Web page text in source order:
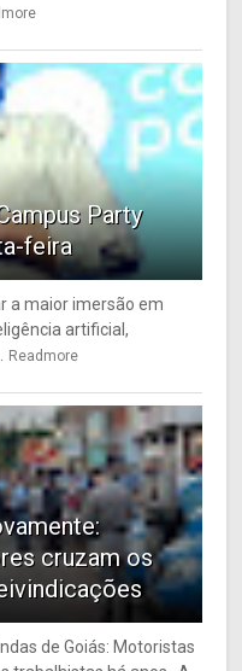
Party
feira
a maior imersão em
artificial,
Readmore
cruzam os
de Goiás: Motoristas